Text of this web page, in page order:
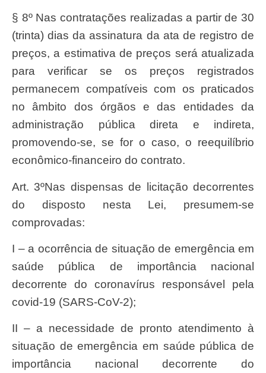
§ 8º Nas contratações realizadas a partir de 30
(trinta) dias da assinatura da ata de registro de
preços, a estimativa de preços será atualizada
para verificar se os preços registrados
permanecem compatíveis com os praticados
no âmbito dos órgãos e das entidades da
administração pública direta e indireta,
promovendo-se, se for o caso, o reequilíbrio
econômico-financeiro do contrato.
Art. 3ºNas dispensas de licitação decorrentes
do disposto nesta Lei, presumem-se
comprovadas:
I – a ocorrência de situação de emergência em
saúde pública de importância nacional
decorrente do coronavírus responsável pela
covid-19 (SARS-CoV-2);
II – a necessidade de pronto atendimento à
situação de emergência em saúde pública de
importância nacional decorrente do